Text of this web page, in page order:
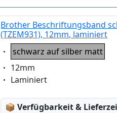
matt
Brother Beschriftungsband
(TZEM931), 12mm, laminiert
Eigenschaft:
schwarz auf silber matt
Eigenschaft:
12mm
Eigenschaft:
Laminiert
📦Lagerstatus:
Verfügbarkeit &